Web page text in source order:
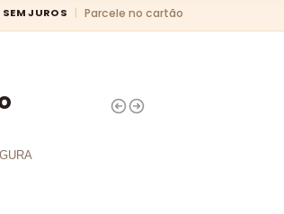
SEM JUROS Parcele no cartão